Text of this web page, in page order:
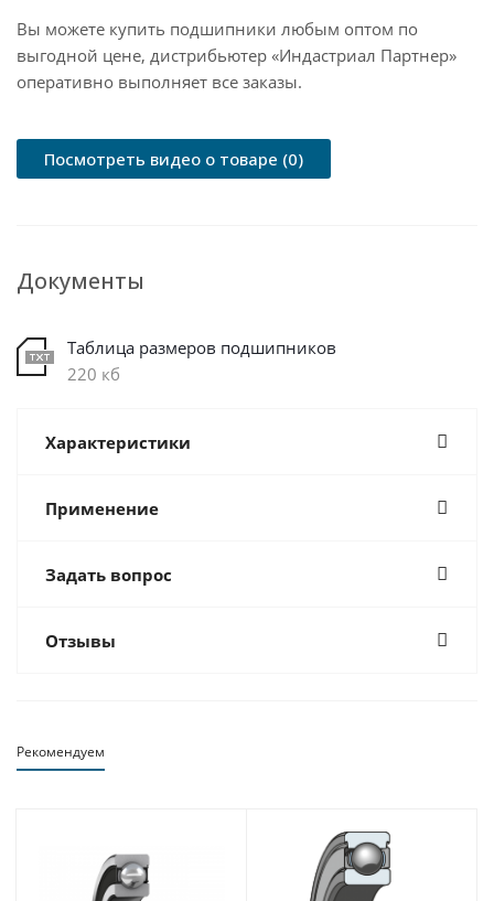
Вы можете купить подшипники любым оптом по
выгодной цене, дистрибьютер «Индастриал Партнер»
оперативно выполняет все заказы.
Посмотреть видео о товаре (0)
Документы
Таблица размеров подшипников
220 кб
Характеристики
Применение
Задать вопрос
Отзывы
Рекомендуем